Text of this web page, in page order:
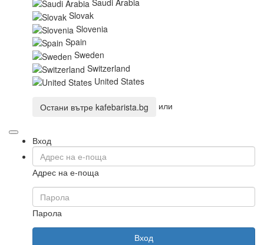
Slovak
Slovenia
Spain
Sweden
Switzerland
United States
Остани вътре kafebarista.bg или
Вход
Адрес на е-поща
Парола
Вход